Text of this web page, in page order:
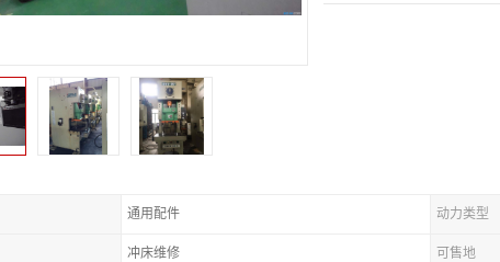
通用配件 动力类型
冲床维修 可售地